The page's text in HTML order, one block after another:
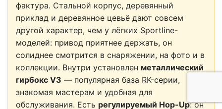
фактура. Стальной корпус, деревянный
приклад и деревянное цевьё дают совсем
другой характер, чем у лёгких Sportline-
моделей: привод приятнее держать, он
солиднее смотрится в снаряжении, на фото и в
коллекции. Внутри установлен металлический
гирбокс V3 — популярная база RK-серии,
знакомая мастерам и удобная для
обслуживания. Есть регулируемый Hop-Up: он